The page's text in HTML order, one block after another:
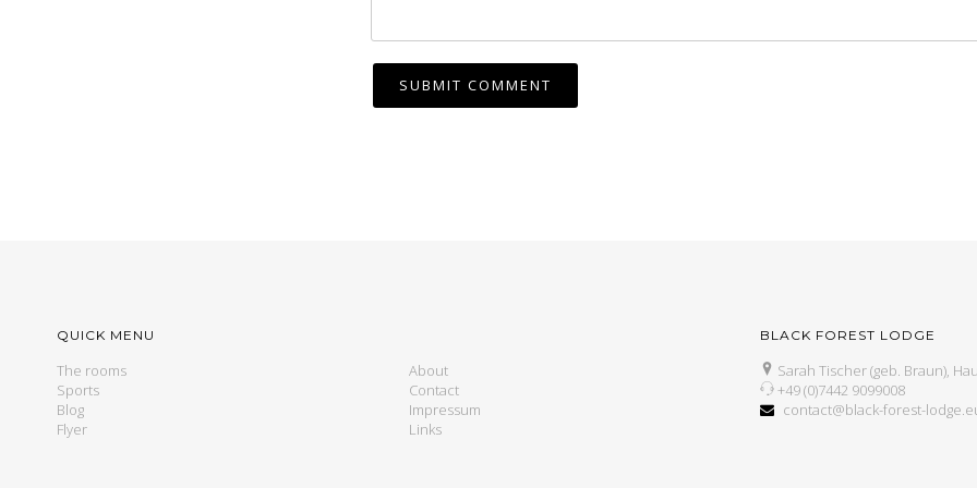
QUICK MENU
The rooms
Sports
Blog
Flyer
About
Contact
Impressum
Links
BLACK FOREST LODGE
Sarah Tischer (geb. Braun),
+49 (0)7442 9099008
contact@black-forest-